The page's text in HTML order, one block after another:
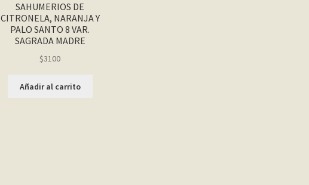
SAHUMERIOS DE
CITRONELA, NARANJA Y
PALO SANTO 8 VAR.
SAGRADA MADRE
$3100
Añadir al carrito